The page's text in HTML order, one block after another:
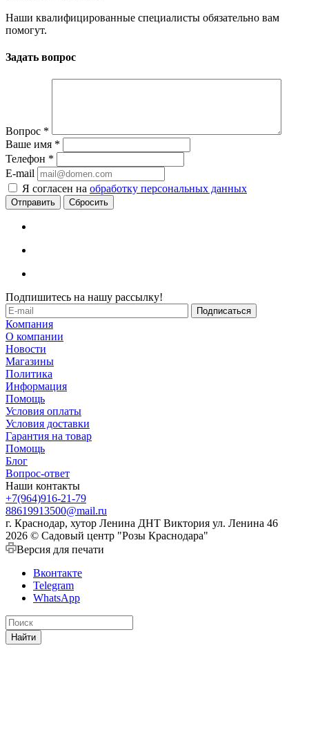
Наши квалифицированные специалисты обязательно вам
помогут.
Задать вопрос
Вопрос *
Ваше имя *
Телефон *
E-mail
Я согласен на обработку персональных данных
Сбросить
Подпишитесь на нашу рассылку!
Компания
О компании
Новости
Магазины
Политика
Информация
Помощь
Условия оплаты
Условия доставки
Гарантия на товар
Помощь
Блог
Вопрос-ответ
Наши контакты
+7(964)916-21-79
88619913500@mail.ru
г. Краснодар, хутор Ленина ДНТ Виктория ул. Ленина 46
2026 © Садовый центр "Розы Краснодара"
Версия для печати
Вконтакте
Telegram
WhatsApp
Найти